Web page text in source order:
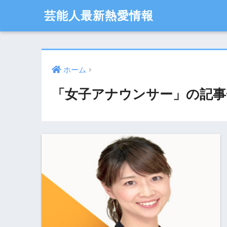
芸能人最新熱愛情報
ホーム
「女子アナウンサー」の記